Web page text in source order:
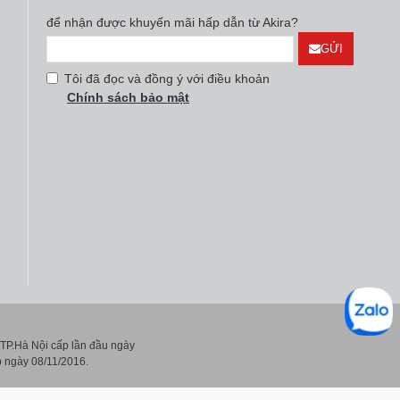
để nhận được khuyến mãi hấp dẫn từ Akira?
GỬI
Tôi đã đọc và đồng ý với điều khoản
Chính sách bảo mật
Nội cấp lần đầu ngày
ngày 08/11/2016.